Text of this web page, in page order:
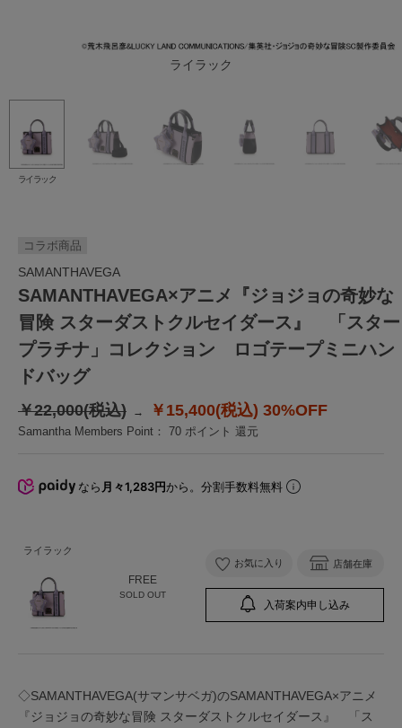
ライラック
ライラック
SAMANTHAVEGA
SAMANTHAVEGA×アニメ『ジョジョの奇妙な
冒険 スターダストクルセイダース』 「スター
プラチナ」コレクション ロゴテープミニハン
ドバッグ
コラボ商品
￥22,000(税込) ￥15,400(税込) 30%OFF
Samantha Members Point： 70 ポイント 還元
なら 月々1,283円から。分割手数料無料
ライラック
FREE
SOLD OUT
お気に入り 店舗在庫
入荷案内申し込み
◇SAMANTHAVEGA(サマンサベガ)のSAMANTHAVEGA×アニメ
『ジョジョの奇妙な冒険 スターダストクルセイダース』 「ス